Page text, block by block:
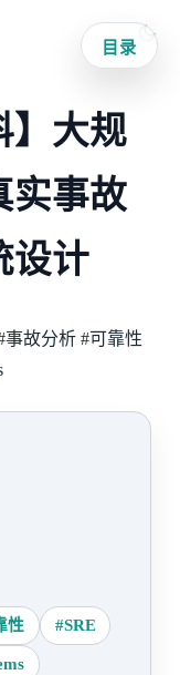
】大规
实事故
设计
事故分析 #可靠性
性 #SRE
目录